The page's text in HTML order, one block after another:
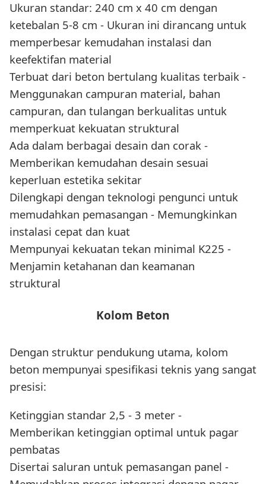
Ukuran standar: 240 cm x 40 cm dengan
ketebalan 5-8 cm - Ukuran ini dirancang untuk
memperbesar kemudahan instalasi dan
keefektifan material
Terbuat dari beton bertulang kualitas terbaik -
Menggunakan campuran material, bahan
campuran, dan tulangan berkualitas untuk
memperkuat kekuatan struktural
Ada dalam berbagai desain dan corak -
Memberikan kemudahan desain sesuai
keperluan estetika sekitar
Dilengkapi dengan teknologi pengunci untuk
memudahkan pemasangan - Memungkinkan
instalasi cepat dan kuat
Mempunyai kekuatan tekan minimal K225 -
Menjamin ketahanan dan keamanan
struktural
Kolom Beton
Dengan struktur pendukung utama, kolom
beton mempunyai spesifikasi teknis yang sangat
presisi:
Ketinggian standar 2,5 - 3 meter -
Memberikan ketinggian optimal untuk pagar
pembatas
Disertai saluran untuk pemasangan panel -